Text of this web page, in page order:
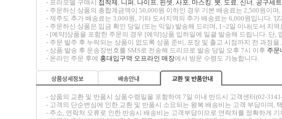
----- - 프라모델 구매시 접착제 , 니퍼 , 나이프, 핀셋 , 사포, 마스킹 , 붓, 도료, 신너 , 공구세트
----- - 주문하신 상품의 총합계금액이 50,000원 이하인 경우 기본 배송료는 2,500원이
----- - 제주도 추가 배송료는 3,000원, 기타 도서지역의 추가 배송료는 6,000원입니다.
----- - 주문하신 상품은 입금 확인 당일 (또는 익일) 발송해 드리며, 1~2일 이내(도서 지역
----- - [예약]상품을 포함한 주문의 경우 [예약]상품 입하일에 일괄 발송해 드립니다. 단,
----- - 주문 발주 후 누락되는 상품이 없도록 상품 준비, 포장 및 출고 시점까지 전 과정을
----- - 상품 발송 후 운송장번호를 SMS로 전송해 드리므로 발송 당일 오후 7시 이후 주문
----- - 온라인 주문 후에 홍대입구역 오프라인 매장에서 방문 수령도 가능합니다.
----- - 상품의 교환 및 반품시 상품수령일을 포함하여 7일 이내 반드시 고객센터(02-
----- - 고객의 단순변심에 인한 교환 및 반품시 소요되는 왕복 배송비는 고객 부담이며,
----- - 주소, 연락처 오류로 인한 반송시 배송비는 고객부담이므로 연락처를 정확하게